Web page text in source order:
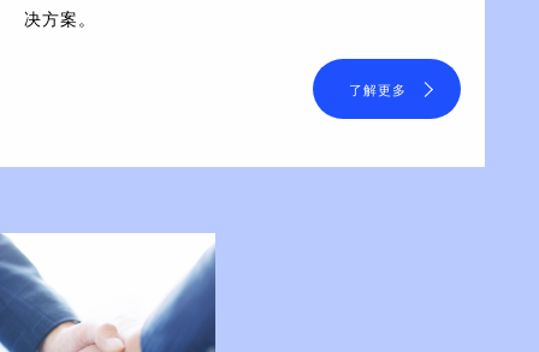
决方案。
了解更多